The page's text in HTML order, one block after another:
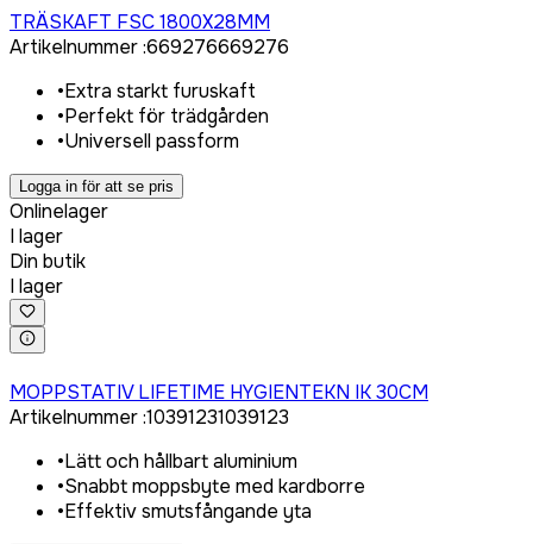
TRÄSKAFT FSC 1800X28MM
Artikelnummer:669276669276
•Extra starkt furuskaft
•Perfekt för trädgården
•Universell passform
Logga in för att se pris
Onlinelager
I lager
Din butik
I lager
MOPPSTATIV LIFETIME HYGIENTEKN IK 30CM
Artikelnummer:10391231039123
•Lätt och hållbart aluminium
•Snabbt moppsbyte med kardborre
•Effektiv smutsfångande yta